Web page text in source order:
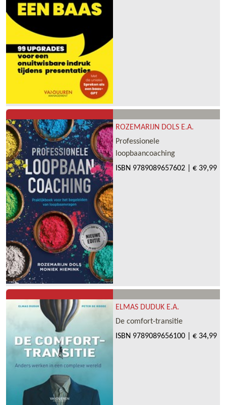
ROZEMARIJN DOLS E.A.
Professionele
loopbaancoaching
ISBN 9789089657602 € 39,99
ELMAS DUDUK E.A.
De comfort-transitie
ISBN 9789089656100 € 34,99